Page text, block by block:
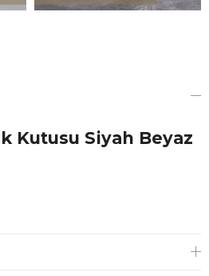
Kutusu Siyah Beyaz